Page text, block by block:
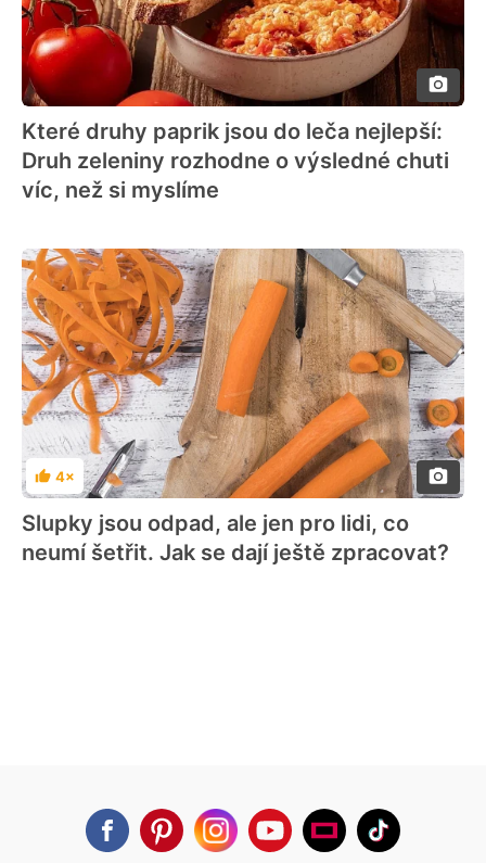
Které druhy paprik jsou do leča nejlepší:
Druh zeleniny rozhodne o výsledné chuti
víc, než si myslíme
Hodnocení
4×
Slupky jsou odpad, ale jen pro lidi, co
neumí šetřit. Jak se dají ještě zpracovat?